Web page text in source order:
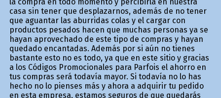
la compra en todo momento y percibirla en nuestra
casa sin tener que desplazarnos, además de no tener
que aguantar las aburridas colas y el cargar con
productos pesados hacen que muchas personas ya se
hayan aprovechado de este tipo de compras y hayan
quedado encantadas. Además por si aún no tienes
bastante esto no es todo, ya que en este sitio y gracias
a los Códigos Promocionales para Parfois el ahorro en
tus compras será todavía mayor. Si todavía no lo has
hecho no lo pienses más y ahora a adquirir tu pedido
en esta empresa, estamos seguros de que quedarás